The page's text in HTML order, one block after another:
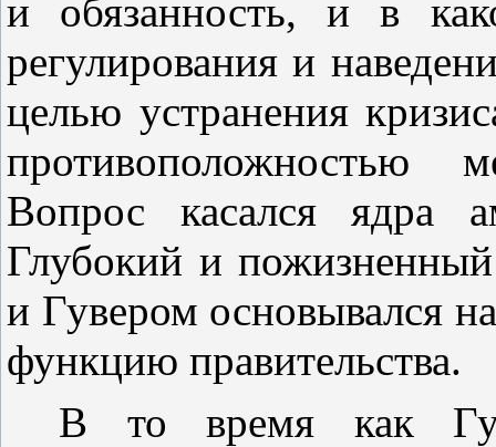
и обязанность, и в
регулирования и
целью устранения
противоположностью
Вопрос касался ядра
Глубокий и
и Гувером основывался
функцию правительства.
В то время как